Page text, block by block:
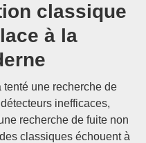
classique
à la
tenté une recherche de
inefficaces,
recherche de fuite non
classiques échouent à